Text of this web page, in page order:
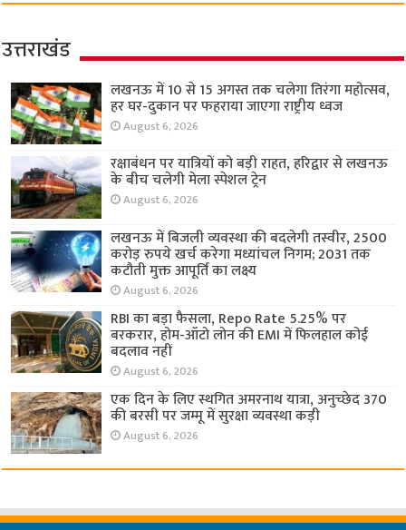
उत्तराखंड
लखनऊ में 10 से 15 अगस्त तक चलेगा तिरंगा महोत्सव,
हर घर-दुकान पर फहराया जाएगा राष्ट्रीय ध्वज
August 6, 2026
रक्षाबंधन पर यात्रियों को बड़ी राहत, हरिद्वार से लखनऊ
के बीच चलेगी मेला स्पेशल ट्रेन
August 6, 2026
लखनऊ में बिजली व्यवस्था की बदलेगी तस्वीर, 2500
करोड़ रुपये खर्च करेगा मध्यांचल निगम; 2031 तक
कटौती मुक्त आपूर्ति का लक्ष्य
August 6, 2026
RBI का बड़ा फैसला, Repo Rate 5.25% पर
बरकरार, होम-ऑटो लोन की EMI में फिलहाल कोई
बदलाव नहीं
August 6, 2026
एक दिन के लिए स्थगित अमरनाथ यात्रा, अनुच्छेद 370
की बरसी पर जम्मू में सुरक्षा व्यवस्था कड़ी
August 6, 2026